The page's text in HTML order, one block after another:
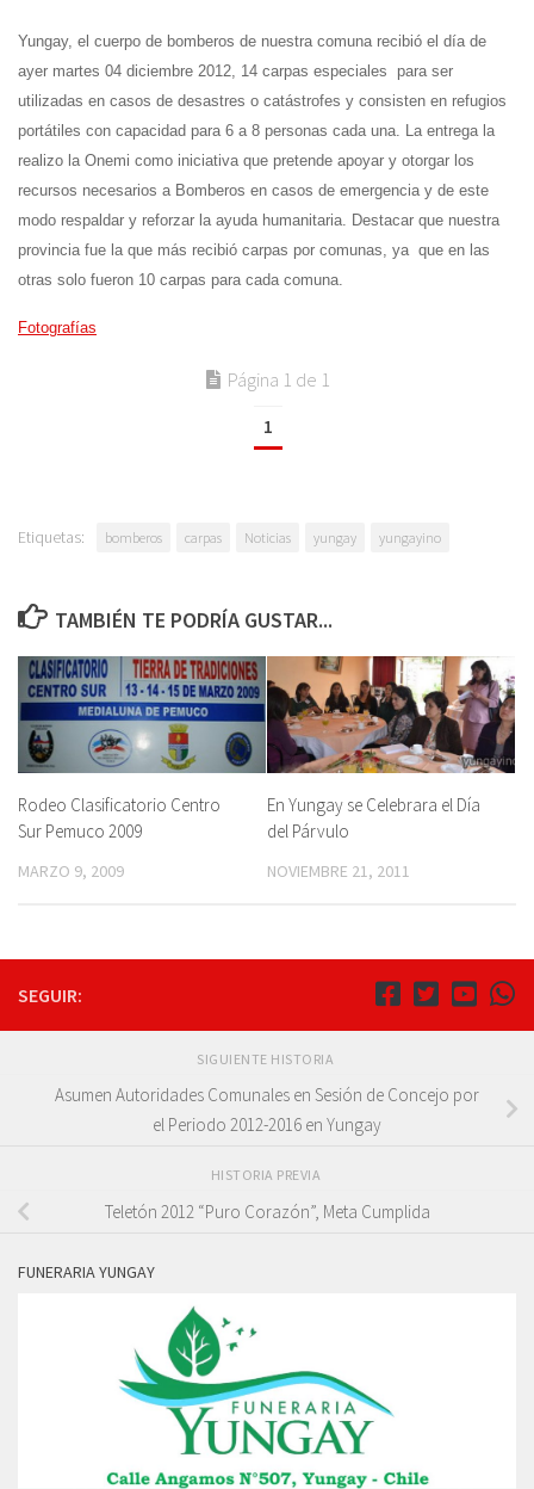
Yungay, el cuerpo de bomberos de nuestra comuna recibió el día de
ayer martes 04 diciembre 2012, 14 carpas especiales para ser
utilizadas en casos de desastres o catástrofes y consisten en refugios
portátiles con capacidad para 6 a 8 personas cada una. La entrega la
realizo la Onemi como iniciativa que pretende apoyar y otorgar los
recursos necesarios a Bomberos en casos de emergencia y de este
modo respaldar y reforzar la ayuda humanitaria. Destacar que nuestra
provincia fue la que más recibió carpas por comunas, ya que en las
otras solo fueron 10 carpas para cada comuna.
Fotografías
Página 1 de 1
1
Etiquetas: bomberos carpas Noticias yungay yungayino
TAMBIÉN TE PODRÍA GUSTAR...
Rodeo Clasificatorio Centro
Sur Pemuco 2009
MARZO 9, 2009
En Yungay se Celebrara el Día
del Párvulo
NOVIEMBRE 21, 2011
SEGUIR:
SIGUIENTE HISTORIA
Asumen Autoridades Comunales en Sesión de Concejo por
el Periodo 2012-2016 en Yungay
HISTORIA PREVIA
Teletón 2012 “Puro Corazón”, Meta Cumplida
FUNERARIA YUNGAY